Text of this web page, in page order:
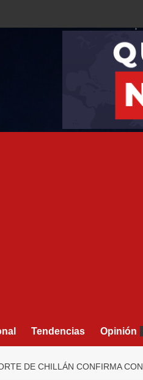
Tendencias Opinión
DE CHILLÁN CONFIRMA